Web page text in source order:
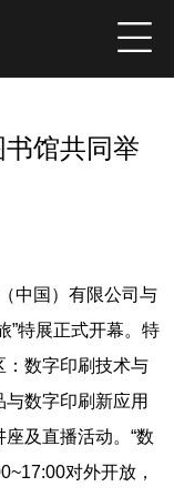
品 高端访谈
馆共同举
中国）有限公司与
”特展正式开幕。特
：数字印刷技术与
数字印刷新应用
及直播活动。“数
对外开放，